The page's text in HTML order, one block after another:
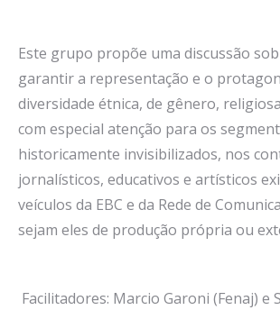
Este grupo propõe uma discussão
garantir a representação e o
diversidade étnica, de gênero,
com especial atenção para os
historicamente invisibilizados, nos
jornalísticos, educativos e artísticos
veículos da EBC e da Rede de
sejam eles de produção própria ou
Facilitadores: Marcio Garoni (Fenaj) e